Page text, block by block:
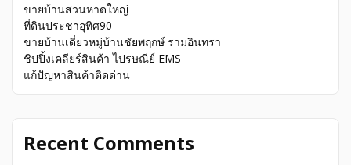
ขายบ้านสวนหาดใหญ่
ที่ดินประชาอุทิศ90
ขายบ้านเดี่ยวหมู่บ้านชัยพฤกษ์ รามอินทรา
ชิปปิ้งเคลียร์สินค้า ไปรษณีย์ EMS
แก้ปัญหาสินค้าติดด่าน
Recent Comments